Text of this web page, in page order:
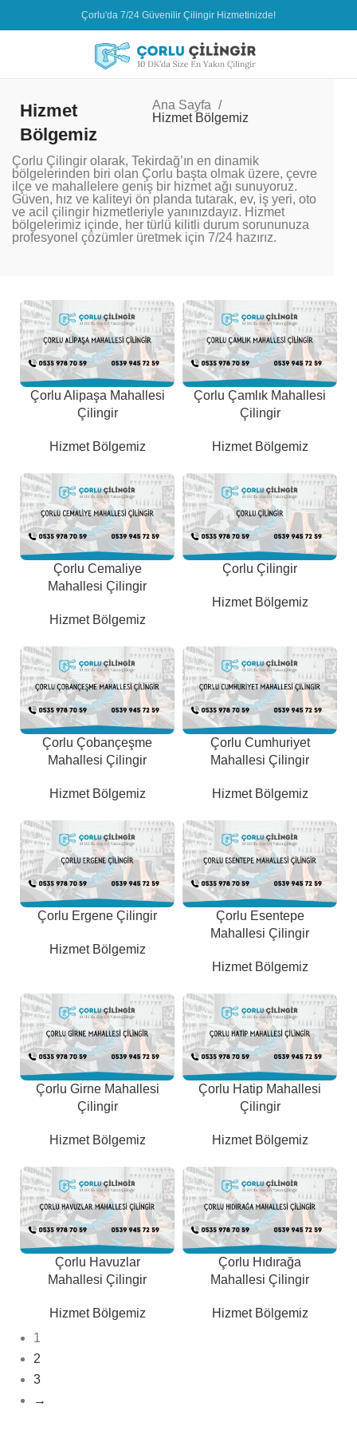
Çorlu'da 7/24 Güvenilir Çilingir Hizmetinizde!
Hizmet
Bölgemiz
Ana Sayfa
Hizmet Bölgemiz
Çorlu Çilingir olarak, Tekirdağ’ın en dinamik
bölgelerinden biri olan Çorlu başta olmak üzere, çevre
ilçe ve mahallelere geniş bir hizmet ağı sunuyoruz.
Güven, hız ve kaliteyi ön planda tutarak, ev, iş yeri, oto
ve acil çilingir hizmetleriyle yanınızdayız. Hizmet
bölgelerimiz içinde, her türlü kilitli durum sorununuza
profesyonel çözümler üretmek için 7/24 hazırız.
Çorlu Alipaşa Mahallesi
Çilingir
Hizmet Bölgemiz
Çorlu Çamlık Mahallesi
Çilingir
Hizmet Bölgemiz
Çorlu Cemaliye
Mahallesi Çilingir
Hizmet Bölgemiz
Çorlu Çilingir
Hizmet Bölgemiz
Çorlu Çobançeşme
Mahallesi Çilingir
Hizmet Bölgemiz
Çorlu Cumhuriyet
Mahallesi Çilingir
Hizmet Bölgemiz
Çorlu Ergene Çilingir
Hizmet Bölgemiz
Çorlu Esentepe
Mahallesi Çilingir
Hizmet Bölgemiz
Çorlu Girne Mahallesi
Çilingir
Hizmet Bölgemiz
Çorlu Hatip Mahallesi
Çilingir
Hizmet Bölgemiz
Çorlu Havuzlar
Mahallesi Çilingir
Hizmet Bölgemiz
Çorlu Hıdırağa
Mahallesi Çilingir
Hizmet Bölgemiz
1
2
3
→